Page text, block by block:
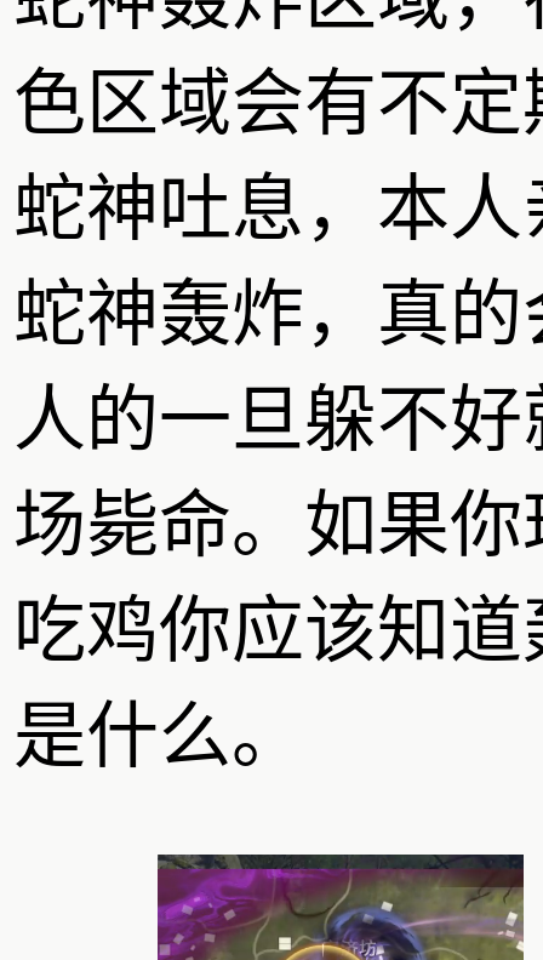
色区域会有不定
蛇神吐息，本人
蛇神轰炸，真的
人的一旦躲不好
场毙命。如果你
吃鸡你应该知道
是什么。